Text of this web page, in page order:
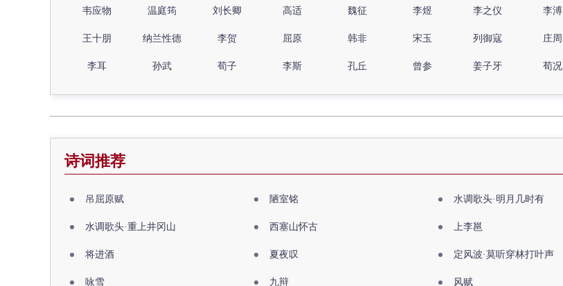
韦应物 温庭筠 刘长卿 高适 魏征 李煜 李之仪 李溥
王十朋 纳兰性德 李贺 屈原 韩非 宋玉 列御寇 庄周
李耳 孙武 荀子 李斯 孔丘 曾参 姜子牙 荀况
诗词推荐
吊屈原赋 陋室铭 水调歌头·明月几时有
水调歌头·重上井冈山 西塞山怀古 上李邕
将进酒 夏夜叹 定风波·莫听穿林打叶声
咏雪 九辩 风赋